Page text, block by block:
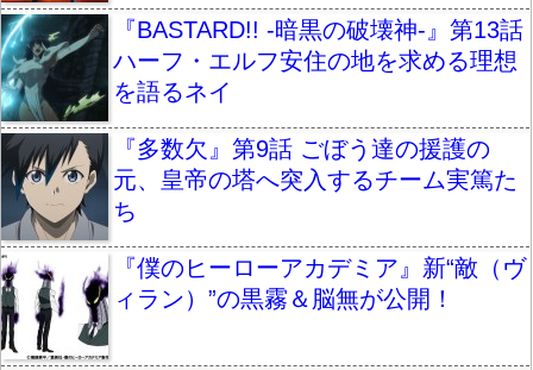
『BASTARD!! -暗黒の破壊神-』第13話
ハーフ・エルフ安住の地を求める理想
を語るネイ
『多数欠』第9話 ごぼう達の援護の
元、皇帝の塔へ突入するチーム実篤た
ち
『僕のヒーローアカデミア』新“敵（ヴ
ィラン）”の黒霧＆脳無が公開！